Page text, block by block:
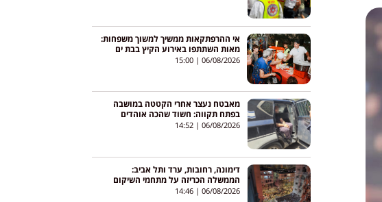
אי ההרפתקאות ממשיך למשוך משפחות:
מאות השתתפו באירוע הקיץ בבת ים
06/08/2026
15:00
מאבטח נעצר אחרי הקטטה במושבה
בפתח תקווה: חשוד שהכה אוהדים
במוט, מעצרו הוארך
06/08/2026
14:52
דימונה, רחובות, ערד ותל אביב:
הממשלה הכריזה על מתחמי השיקום
הראשונים לאחר פגיעות הטילים
06/08/2026
14:46